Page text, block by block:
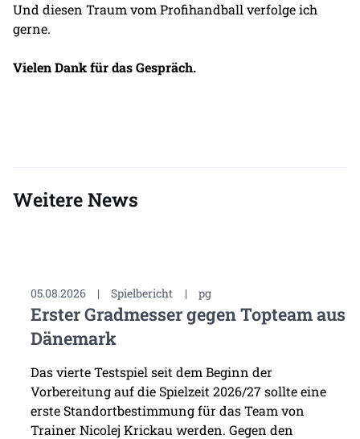
Und diesen Traum vom Profihandball verfolge ich
gerne.
Vielen Dank für das Gespräch.
Weitere News
05.08.2026 | Spielbericht | pg
Erster Gradmesser gegen Topteam aus
Dänemark
Das vierte Testspiel seit dem Beginn der
Vorbereitung auf die Spielzeit 2026/27 sollte eine
erste Standortbestimmung für das Team von
Trainer Nicolej Krickau werden. Gegen den